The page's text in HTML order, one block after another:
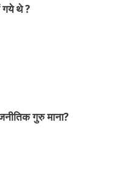
गये थे ?
गुरु माना?